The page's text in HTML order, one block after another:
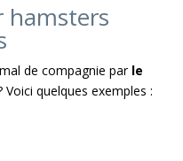
hamsters
de compagnie par le
Voici quelques exemples :